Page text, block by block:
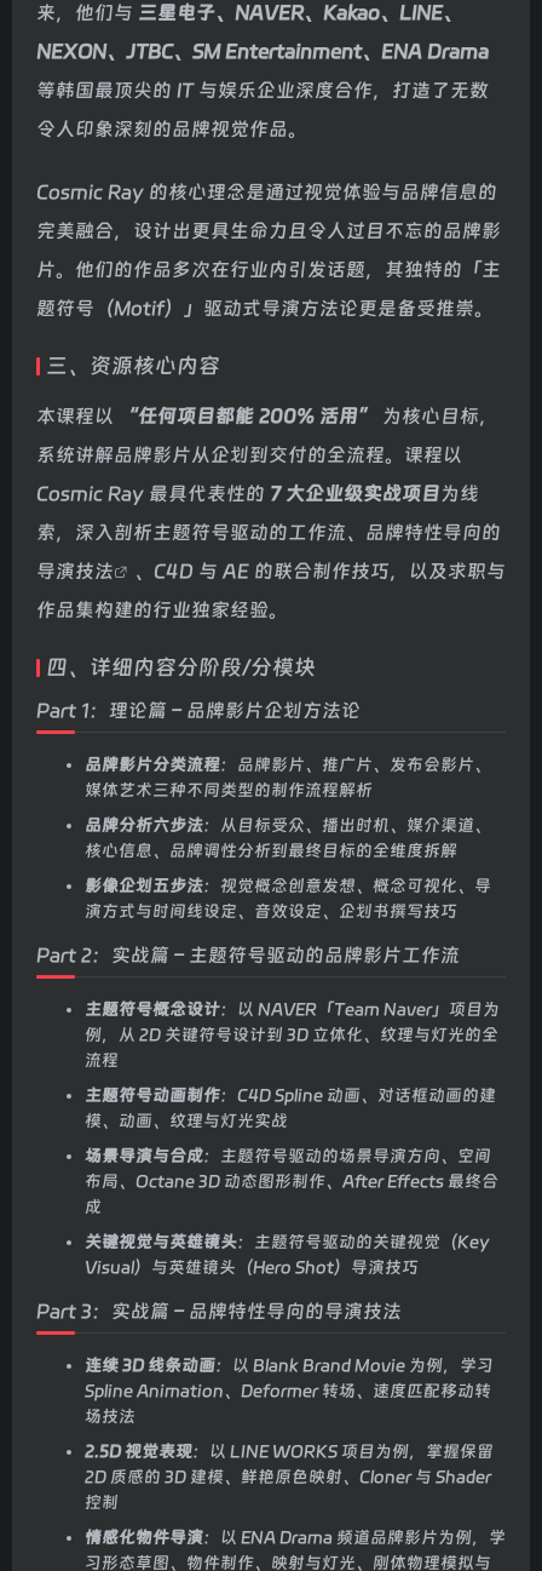
来，他们与 三星电子、NAVER、Kakao、LINE、
NEXON、JTBC、SM Entertainment、ENA Drama
等韩国最顶尖的 IT 与娱乐企业深度合作，打造了无数
令人印象深刻的品牌视觉作品。
Cosmic Ray 的核心理念是通过视觉体验与品牌信息的
完美融合，设计出更具生命力且令人过目不忘的品牌影
片。他们的作品多次在行业内引发话题，其独特的「主
题符号（Motif）」驱动式导演方法论更是备受推崇。
三、资源核心内容
本课程以 “任何项目都能 200% 活用”
为核心目标，
系统讲解品牌影片从企划到交付的全流程。课程以
Cosmic Ray 最具代表性的 7 大企业级实战项目为线
索，深入剖析主题符号驱动的工作流、品牌特性导向的
导演技法
、C4D 与 AE 的联合制作技巧，以及求职与
作品集构建的行业独家经验。
四、详细内容分阶段/分模块
Part 1：理论篇 – 品牌影片企划方法论
品牌影片分类流程：品牌影片、推广片、发布会影片、
媒体艺术三种不同类型的制作流程解析
品牌分析六步法：从目标受众、播出时机、媒介渠道、
核心信息、品牌调性分析到最终目标的全维度拆解
影像企划五步法：视觉概念创意发想、概念可视化、导
演方式与时间线设定、音效设定、企划书撰写技巧
Part 2：实战篇 – 主题符号驱动的品牌影片工作流
主题符号概念设计：以 NAVER「Team Naver」项目为
例，从 2D 关键符号设计到 3D 立体化、纹理与灯光的全
流程
主题符号动画制作：C4D Spline 动画、对话框动画的建
模、动画、纹理与灯光实战
场景导演与合成：主题符号驱动的场景导演方向、空间
布局、Octane 3D 动态图形制作、After Effects 最终合
成
关键视觉与英雄镜头：主题符号驱动的关键视觉（Key
Visual）与英雄镜头（Hero Shot）导演技巧
Part 3：实战篇 – 品牌特性导向的导演技法
连续 3D 线条动画：以 Blank Brand Movie 为例，学习
Spline Animation、Deformer 转场、速度匹配移动转
场技法
2.5D 视觉表现：以 LINE WORKS 项目为例，掌握保留
2D 质感的 3D 建模、鲜艳原色映射、Cloner 与 Shader
控制
情感化物件导演：以 ENA Drama 频道品牌影片为例，学
习形态草图、物件制作、映射与灯光、刚体物理模拟与